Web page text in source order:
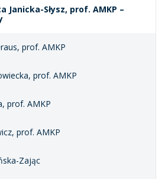
Janicka-Słysz, prof. AMKP –
prof. AMKP
prof. AMKP
prof. AMKP
prof. AMKP
Zając